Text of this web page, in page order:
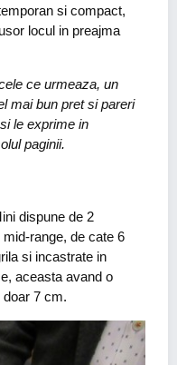
si compact,
locul in preajma
ce urmeaza, un
mai bun pret si pareri
le exprime in
paginii.
dispune de 2
range, de cate 6
si incastrate in
aceasta avand o
doar 7 cm.